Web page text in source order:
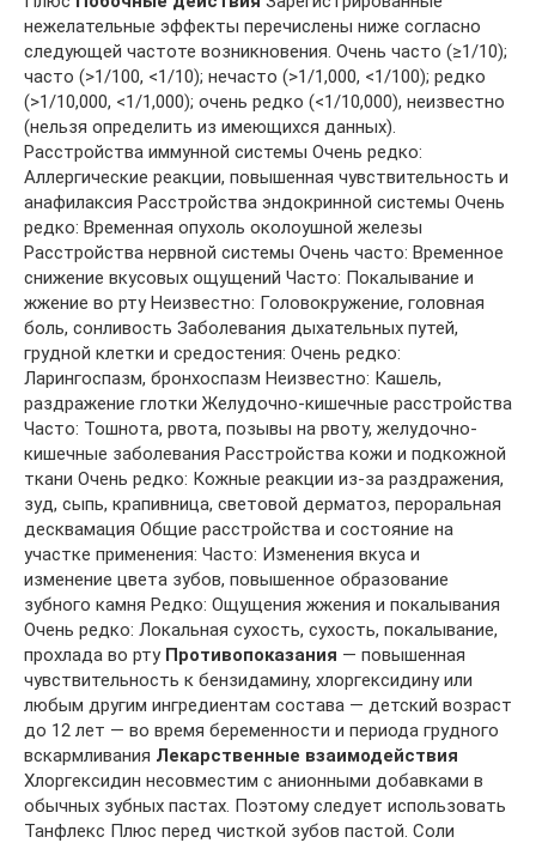
нежелательные эффекты перечислены ниже согласно
следующей частоте возникновения. Очень часто (≥1/10);
часто (>1/100, <1/10); нечасто (>1/1,000, <1/100); редко
(>1/10,000, <1/1,000); очень редко (<1/10,000), неизвестно
(нельзя определить из имеющихся данных).
Расстройства иммунной системы Очень редко:
Аллергические реакции, повышенная чувствительность и
анафилаксия Расстройства эндокринной системы Очень
редко: Временная опухоль околоушной железы
Расстройства нервной системы Очень часто: Временное
снижение вкусовых ощущений Часто: Покалывание и
жжение во рту Неизвестно: Головокружение, головная
боль, сонливость Заболевания дыхательных путей,
грудной клетки и средостения: Очень редко:
Ларингоспазм, бронхоспазм Неизвестно: Кашель,
раздражение глотки Желудочно-кишечные расстройства
Часто: Тошнота, рвота, позывы на рвоту, желудочно-
кишечные заболевания Расстройства кожи и подкожной
ткани Очень редко: Кожные реакции из-за раздражения,
зуд, сыпь, крапивница, световой дерматоз, пероральная
десквамация Общие расстройства и состояние на
участке применения: Часто: Изменения вкуса и
изменение цвета зубов, повышенное образование
зубного камня Редко: Ощущения жжения и покалывания
Очень редко: Локальная сухость, сухость, покалывание,
прохлада во рту Противопоказания — повышенная
чувствительность к бензидамину, хлоргексидину или
любым другим ингредиентам состава — детский возраст
до 12 лет — во время беременности и периода грудного
вскармливания Лекарственные взаимодействия
Хлоргексидин несовместим с анионными добавками в
обычных зубных пастах. Поэтому следует использовать
Танфлекс Плюс перед чисткой зубов пастой. Соли